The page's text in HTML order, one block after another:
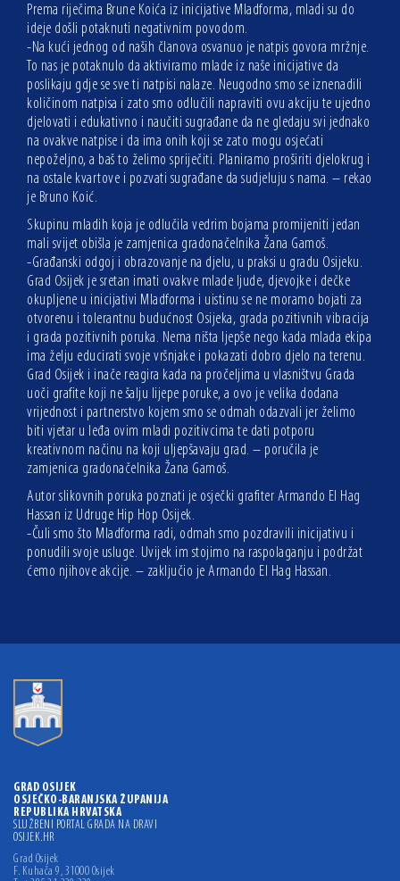
Prema riječima Brune Koića iz inicijative Mladforma, mladi su do
ideje došli potaknuti negativnim povodom.
-Na kući jednog od naših članova osvanuo je natpis govora mržnje.
To nas je potaknulo da aktiviramo mlade iz naše inicijative da
poslikaju gdje se sve ti natpisi nalaze. Neugodno smo se iznenadili
količinom natpisa i zato smo odlučili napraviti ovu akciju te ujedno
djelovati i edukativno i naučiti sugrađane da ne gledaju svi jednako
na ovakve natpise i da ima onih koji se zato mogu osjećati
nepoželjno, a baš to želimo spriječiti. Planiramo proširiti djelokrug i
na ostale kvartove i pozvati sugrađane da sudjeluju s nama. – rekao
je Bruno Koić.
Skupinu mladih koja je odlučila vedrim bojama promijeniti jedan
mali svijet obišla je zamjenica gradonačelnika Žana Gamoš.
-Građanski odgoj i obrazovanje na djelu, u praksi u gradu Osijeku.
Grad Osijek je sretan imati ovakve mlade ljude, djevojke i dečke
okupljene u inicijativi Mladforma i uistinu se ne moramo bojati za
otvorenu i tolerantnu budućnost Osijeka, grada pozitivnih vibracija
i grada pozitivnih poruka. Nema ništa ljepše nego kada mlada ekipa
ima želju educirati svoje vršnjake i pokazati dobro djelo na terenu.
Grad Osijek i inače reagira kada na pročeljima u vlasništvu Grada
uoči grafite koji ne šalju lijepe poruke, a ovo je velika dodana
vrijednost i partnerstvo kojem smo se odmah odazvali jer želimo
biti vjetar u leđa ovim mladi pozitivcima te dati potporu
kreativnom načinu na koji uljepšavaju grad. – poručila je
zamjenica gradonačelnika Žana Gamoš.
Autor slikovnih poruka poznati je osječki grafiter Armando El Hag
Hassan iz Udruge Hip Hop Osijek.
-Čuli smo što Mladforma radi, odmah smo pozdravili inicijativu i
ponudili svoje usluge. Uvijek im stojimo na raspolaganju i podržat
ćemo njihove akcije. – zaključio je Armando El Hag Hassan.
GRAD OSIJEK
OSJEČKO-BARANJSKA ŽUPANIJA
REPUBLIKA HRVATSKA
SLUŽBENI PORTAL GRADA NA DRAVI
OSIJEK.HR
Grad Osijek
F. Kuhača 9, 31000 Osijek